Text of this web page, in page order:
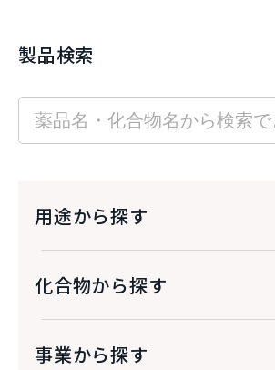
製品検索
用途から探す
化合物から探す
事業から探す